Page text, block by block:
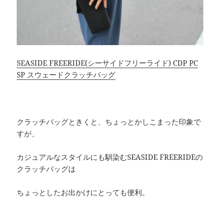
SEASIDE FREERIDE(シーサイドフリーライド) CDP PC
SP スウェードクラッチバッグ
クラッチバッグときくと、ちょっとかしこまった印象で
すが、
カジュアルなスタイルにも馴染むSEASIDE FREERIDEの
クラッチバッグは
ちょっとしたお出かけにとっても便利。